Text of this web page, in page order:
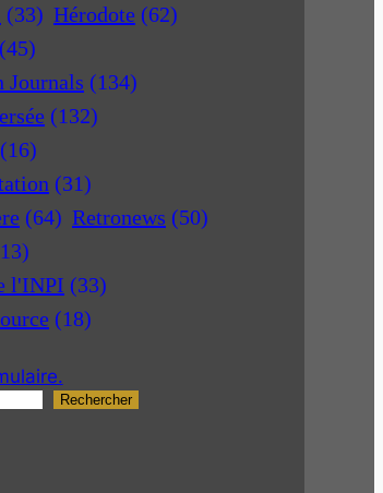
(33) Hérodote (62)
(45)
Journals (134)
(132)
(16)
(31)
(64) Retronews (50)
l'INPI (33)
(18)
Rechercher